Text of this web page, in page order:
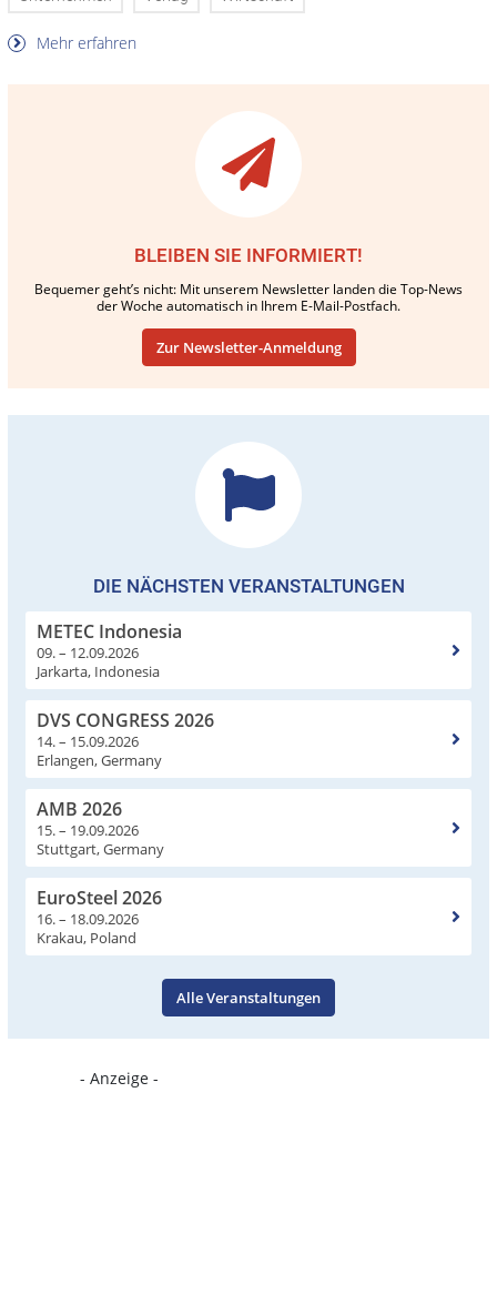
Mehr erfahren
BLEIBEN SIE INFORMIERT!
Bequemer geht’s nicht: Mit unserem Newsletter landen die Top-News
der Woche automatisch in Ihrem E-Mail-Postfach.
Zur Newsletter-Anmeldung
DIE NÄCHSTEN VERANSTALTUNGEN
METEC Indonesia
09. – 12.09.2026
Jarkarta, Indonesia
DVS CONGRESS 2026
14. – 15.09.2026
Erlangen, Germany
AMB 2026
15. – 19.09.2026
Stuttgart, Germany
EuroSteel 2026
16. – 18.09.2026
Krakau, Poland
Alle Veranstaltungen
- Anzeige -